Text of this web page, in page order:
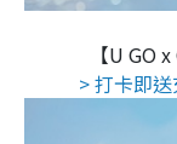
【U GO
> 打卡即